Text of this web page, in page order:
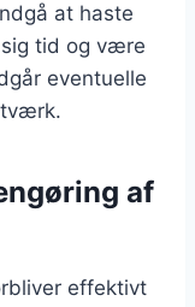
at haste
tid og være
eventuelle
af
effektivt